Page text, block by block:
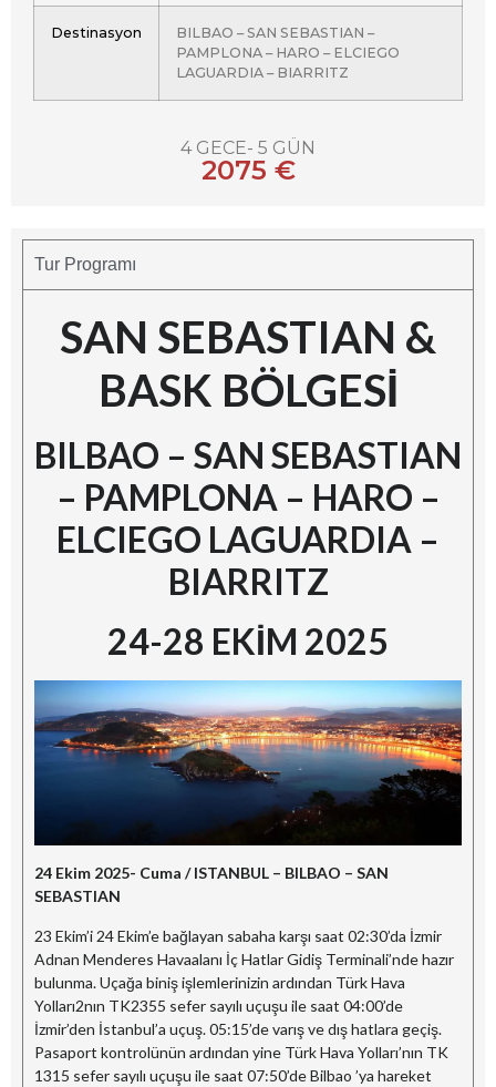
Destinasyon
BILBAO – SAN SEBASTIAN –
PAMPLONA – HARO – ELCIEGO
LAGUARDIA – BIARRITZ
4 GECE- 5 GÜN
2075 €
Tur Programı
SAN SEBASTIAN &
BASK BÖLGESİ
BILBAO – SAN SEBASTIAN
– PAMPLONA – HARO –
ELCIEGO LAGUARDIA –
BIARRITZ
24-28 EKİM 2025
24 Ekim 2025- Cuma / ISTANBUL – BILBAO – SAN
SEBASTIAN
23 Ekim’i 24 Ekim’e bağlayan sabaha karşı saat 02:30’da İzmir
Adnan Menderes Havaalanı İç Hatlar Gidiş Terminali’nde hazır
bulunma. Uçağa biniş işlemlerinizin ardından Türk Hava
Yolları2nın TK2355 sefer sayılı uçuşu ile saat 04:00’de
İzmir’den İstanbul’a uçuş. 05:15’de varış ve dış hatlara geçiş.
Pasaport kontrolünün ardından yine Türk Hava Yolları’nın TK
1315 sefer sayılı uçuşu ile saat 07:50’de Bilbao ’ya hareket